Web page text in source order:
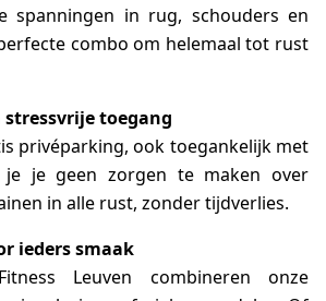
spanningen in rug, schouders en
combo om helemaal tot rust
toegang
privéparking, ook toegankelijk met
je geen zorgen te maken over
in alle rust, zonder tijdverlies.
ieders smaak
Leuven combineren onze